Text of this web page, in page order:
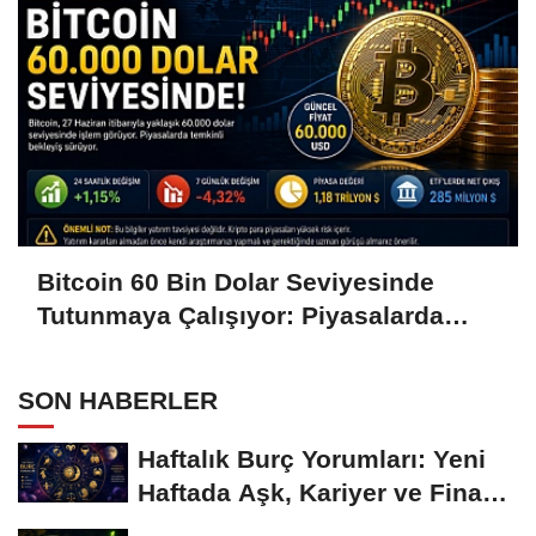
Bitcoin 60 Bin Dolar Seviyesinde
Tutunmaya Çalışıyor: Piyasalarda
SON HABERLER
Haftalık Burç Yorumları: Yeni
Haftada Aşk, Kariyer ve Finans